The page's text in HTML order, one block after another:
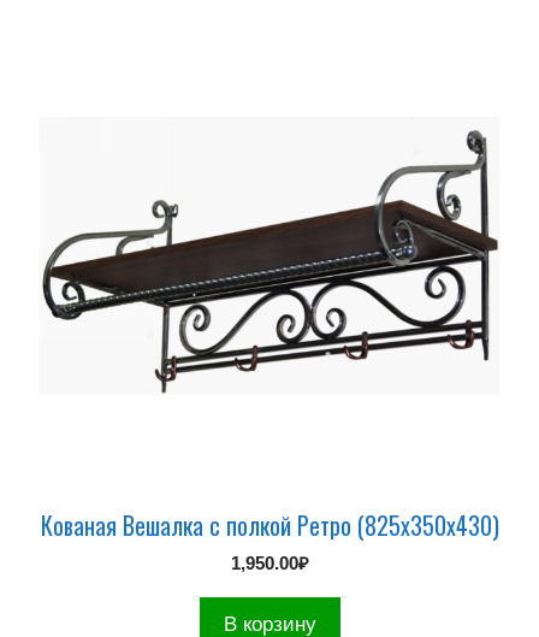
Кованая Вешалка с полкой Ретро (825х350х430)
1,950.00₽
В корзину